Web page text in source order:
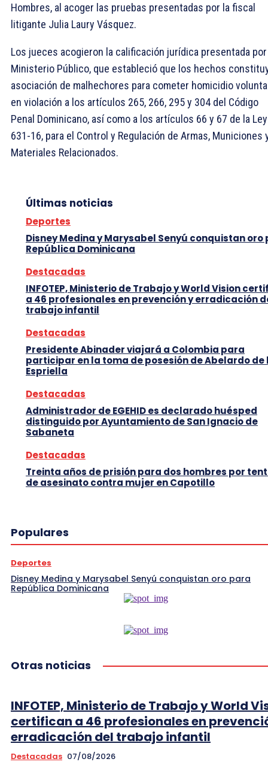
Hombres, al acoger las pruebas presentadas por la fiscal
litigante Julia Laury Vásquez.
Los jueces acogieron la calificación jurídica presentada
Ministerio Público, que estableció que los hechos
asociación de malhechores para cometer homicidio
en violación a los artículos 265, 266, 295 y 304 del Código
Penal Dominicano, así como a los artículos 66 y 67 de la Ley
631-16, para el Control y Regulación de Armas, Municiones
Materiales Relacionados.
Últimas noticias
Deportes
Disney Medina y Marysabel Senyú conquistan oro
República Dominicana
Destacadas
INFOTEP, Ministerio de Trabajo y World Vision
a 46 profesionales en prevención y erradicación
trabajo infantil
Destacadas
Presidente Abinader viajará a Colombia para
participar en la toma de posesión de Abelardo de
Espriella
Destacadas
Administrador de EGEHID es declarado huésped
distinguido por Ayuntamiento de San Ignacio de
Sabaneta
Destacadas
Treinta años de prisión para dos hombres por
de asesinato contra mujer en Capotillo
Populares
Deportes
Disney Medina y Marysabel Senyú conquistan oro para
República Dominicana
Otras noticias
INFOTEP, Ministerio de Trabajo y World
certifican a 46 profesionales en
erradicación del trabajo infantil
Destacadas 07/08/2026